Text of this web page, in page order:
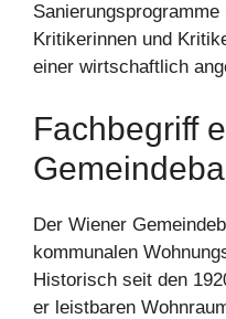
Kritikerinnen und
einer wirtschaftlich
Fachbegriff
Der Wiener
kommunalen
Historisch seit den
er leistbaren